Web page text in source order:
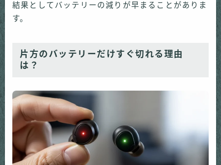
結果としてバッテリーの減りが早まることがありま
す。
片方のバッテリーだけすぐ切れる理由
は？